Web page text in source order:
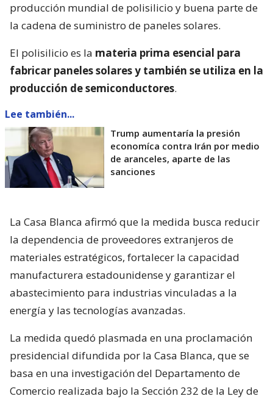
producción mundial de polisilicio y buena parte de
la cadena de suministro de paneles solares.
El polisilicio es la materia prima esencial para
fabricar paneles solares y también se utiliza en la
producción de semiconductores.
Lee también...
Trump aumentaría la presión
economíca contra Irán por medio
de aranceles, aparte de las
sanciones
La Casa Blanca afirmó que la medida busca reducir
la dependencia de proveedores extranjeros de
materiales estratégicos, fortalecer la capacidad
manufacturera estadounidense y garantizar el
abastecimiento para industrias vinculadas a la
energía y las tecnologías avanzadas.
La medida quedó plasmada en una proclamación
presidencial difundida por la Casa Blanca, que se
basa en una investigación del Departamento de
Comercio realizada bajo la Sección 232 de la Ley de